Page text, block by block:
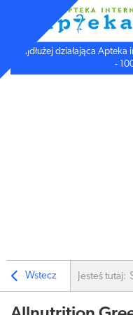
Najdłużej działająca
-
Wstecz Jesteś tutaj: